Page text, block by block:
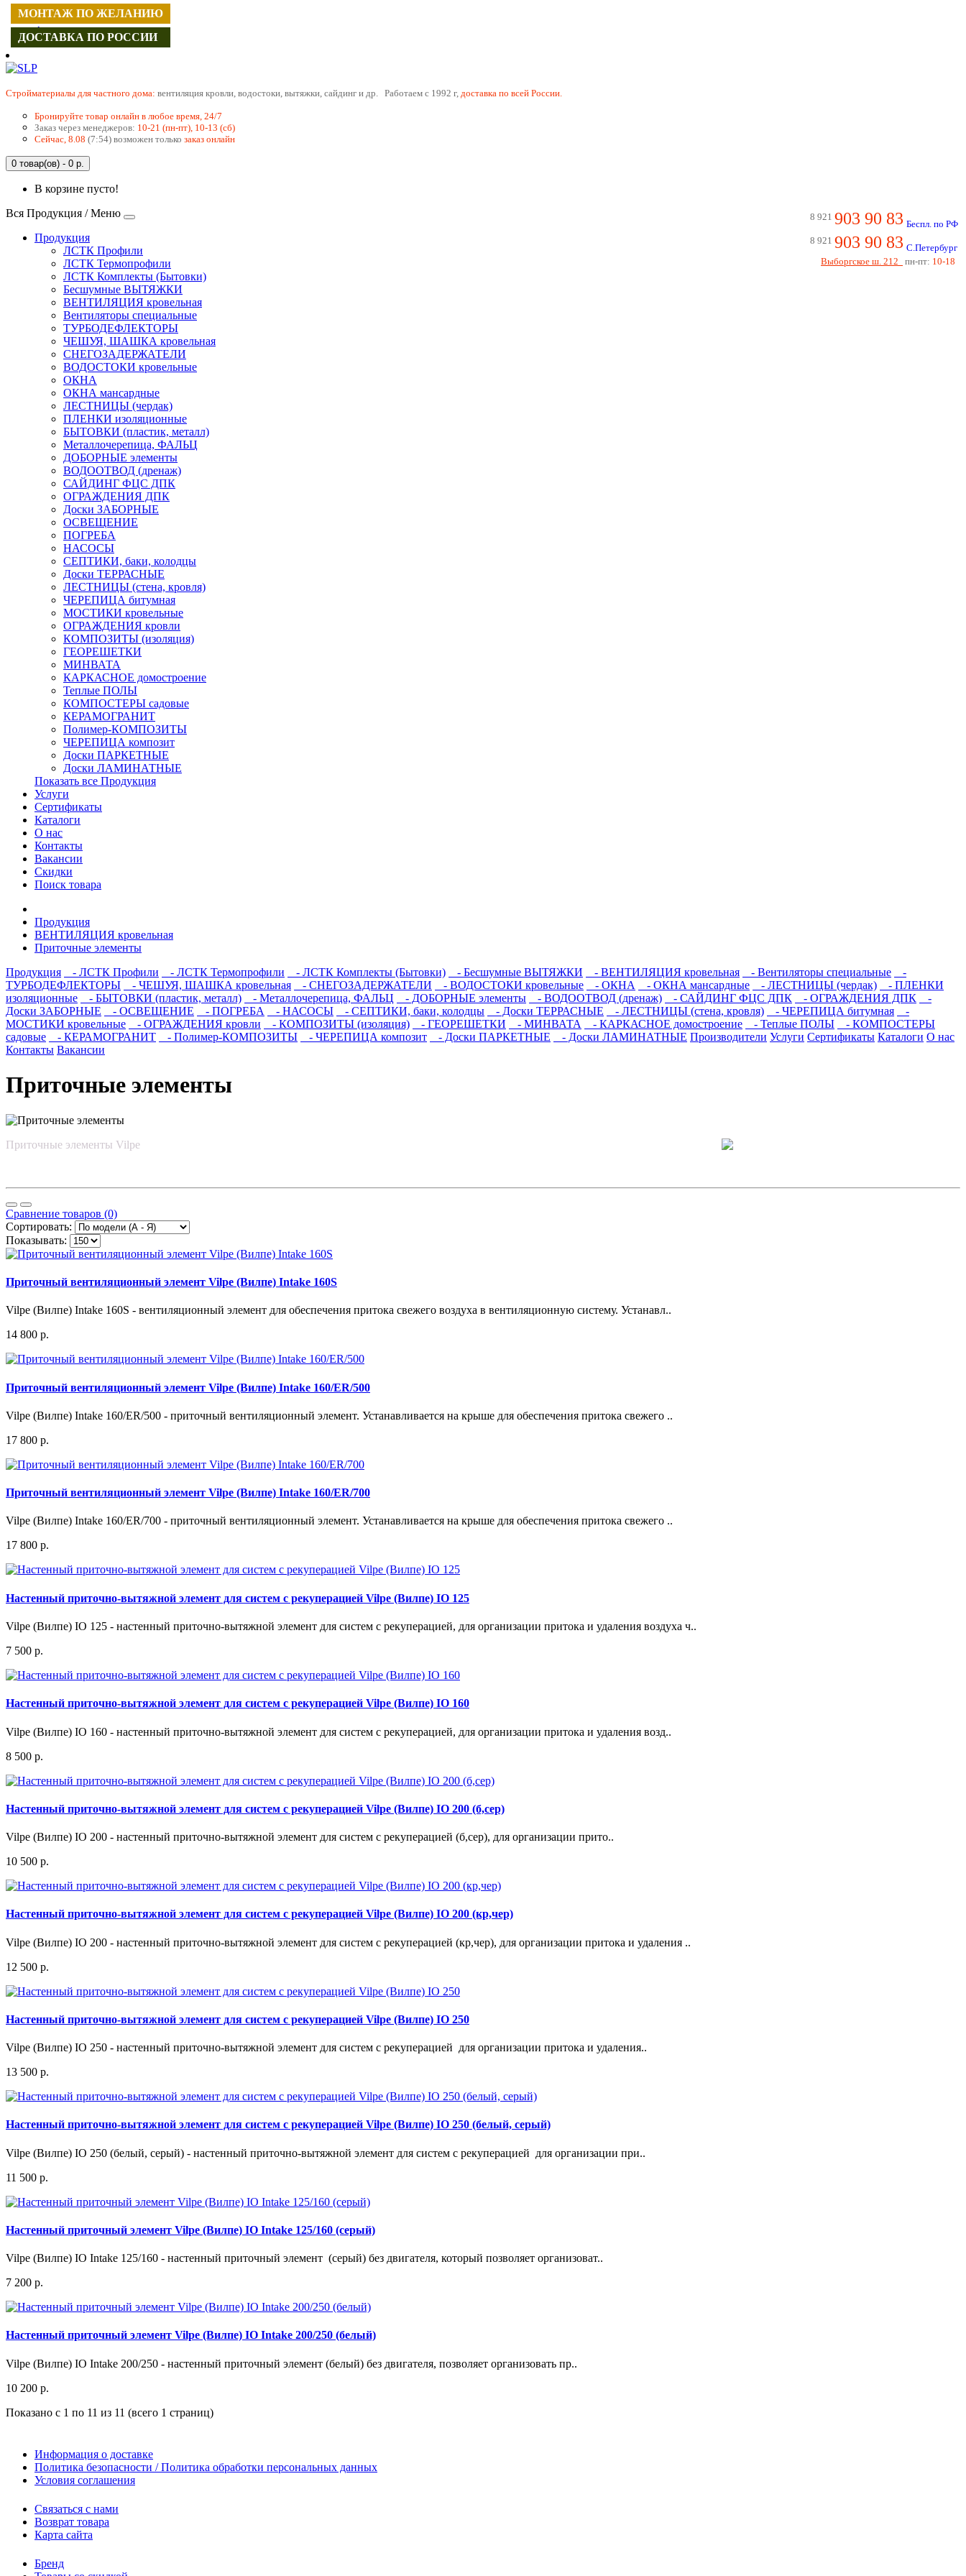
Регистрация
Авторизация
Cтройматериалы для частного дома: вентиляция кровли, водостоки, вытяжки, сайдинг и др. Работаем с 1992 г, доставка по всей России.
Бронируйте товар онлайн в любое время, 24/7
Заказ через менеджеров: 10-21 (пн-пт), 10-13 (сб)
Сейчас, 8.08 (7:54) возможен только заказ онлайн
0 товар(ов) - 0 р.
В корзине пусто!
8 921 903 90 83 Беспл. по РФ
8 921 903 90 83 С.Петербург
Выборгское ш. 212
пн-пт: 10-18
Вся Продукция / Меню
Продукция
ЛСТК Профили
ЛСТК Термопрофили
ЛСТК Комплекты (Бытовки)
Бесшумные ВЫТЯЖКИ
ВЕНТИЛЯЦИЯ кровельная
Вентиляторы специальные
ТУРБОДЕФЛЕКТОРЫ
ЧЕШУЯ, ШАШКА кровельная
СНЕГОЗАДЕРЖАТЕЛИ
ВОДОСТОКИ кровельные
ОКНА
ОКНА мансардные
ЛЕСТНИЦЫ (чердак)
ПЛЕНКИ изоляционные
БЫТОВКИ (пластик, металл)
Металлочерепица, ФАЛЬЦ
ДОБОРНЫЕ элементы
ВОДООТВОД (дренаж)
САЙДИНГ ФЦС ДПК
ОГРАЖДЕНИЯ ДПК
Доски ЗАБОРНЫЕ
ОСВЕЩЕНИЕ
ПОГРЕБА
НАСОСЫ
СЕПТИКИ, баки, колодцы
Доски ТЕРРАСНЫЕ
ЛЕСТНИЦЫ (стена, кровля)
ЧЕРЕПИЦА битумная
МОСТИКИ кровельные
ОГРАЖДЕНИЯ кровли
КОМПОЗИТЫ (изоляция)
ГЕОРЕШЕТКИ
МИНВАТА
КАРКАСНОЕ домостроение
Теплые ПОЛЫ
КОМПОСТЕРЫ садовые
КЕРАМОГРАНИТ
Полимер-КОМПОЗИТЫ
ЧЕРЕПИЦА композит
Доски ПАРКЕТНЫЕ
Доски ЛАМИНАТНЫЕ
Показать все Продукция
Услуги
Сертификаты
Каталоги
О нас
Контакты
Вакансии
Скидки
Поиск товара
Продукция
ВЕНТИЛЯЦИЯ кровельная
Приточные элементы
Продукция
- ЛСТК Профили - ЛСТК Термопрофили - ЛСТК Комплекты (Бытовки) - Бесшумные ВЫТЯЖКИ - ВЕНТИЛЯЦИЯ кровельная - Вентиляторы специальные
-
ТУРБОДЕФЛЕКТОРЫ
- ЧЕШУЯ, ШАШКА кровельная - СНЕГОЗАДЕРЖАТЕЛИ - ВОДОСТОКИ кровельные - ОКНА - ОКНА мансардные - ЛЕСТНИЦЫ (чердак)
- ПЛЕНКИ
изоляционные
- БЫТОВКИ (пластик, металл) - Металлочерепица, ФАЛЬЦ - ДОБОРНЫЕ элементы - ВОДООТВОД (дренаж) - САЙДИНГ ФЦС ДПК - ОГРАЖДЕНИЯ ДПК
-
Доски ЗАБОРНЫЕ
- ОСВЕЩЕНИЕ - ПОГРЕБА - НАСОСЫ - СЕПТИКИ, баки, колодцы - Доски ТЕРРАСНЫЕ - ЛЕСТНИЦЫ (стена, кровля) - ЧЕРЕПИЦА битумная
-
МОСТИКИ кровельные
- ОГРАЖДЕНИЯ кровли - КОМПОЗИТЫ (изоляция) - ГЕОРЕШЕТКИ - МИНВАТА - КАРКАСНОЕ домостроение - Теплые ПОЛЫ
- КОМПОСТЕРЫ
садовые
- КЕРАМОГРАНИТ - Полимер-КОМПОЗИТЫ - ЧЕРЕПИЦА композит - Доски ПАРКЕТНЫЕ - Доски ЛАМИНАТНЫЕ Производители Услуги Сертификаты Каталоги О нас
Контакты Вакансии
Приточные элементы
Приточные элементы Vilpe
Сравнение товаров (0)
Сортировать:
Показывать:
МОНТАЖ ПО ЖЕЛАНИЮ
ДОСТАВКА ПО РОССИИ
Приточный вентиляционный элемент Vilpe (Вилпе) Intake 160S
Vilpe (Вилпе) Intake 160S - вентиляционный элемент для обеспечения притока свежего воздуха в вентиляционную систему. Устанавл..
14 800 р.
МОНТАЖ ПО ЖЕЛАНИЮ
ДОСТАВКА ПО РОССИИ
Приточный вентиляционный элемент Vilpe (Вилпе) Intake 160/ER/500
Vilpe (Вилпе) Intake 160/ER/500 - приточный вентиляционный элемент. Устанавливается на крыше для обеспечения притока свежего ..
17 800 р.
МОНТАЖ ПО ЖЕЛАНИЮ
ДОСТАВКА ПО РОССИИ
Приточный вентиляционный элемент Vilpe (Вилпе) Intake 160/ER/700
Vilpe (Вилпе) Intake 160/ER/700 - приточный вентиляционный элемент. Устанавливается на крыше для обеспечения притока свежего ..
17 800 р.
МОНТАЖ ПО ЖЕЛАНИЮ
ДОСТАВКА ПО РОССИИ
Настенный приточно-вытяжной элемент для систем с рекуперацией Vilpe (Вилпе) IO 125
Vilpe (Вилпе) IO 125 - настенный приточно-вытяжной элемент для систем с рекуперацией, для организации притока и удаления воздуха ч..
7 500 р.
МОНТАЖ ПО ЖЕЛАНИЮ
ДОСТАВКА ПО РОССИИ
Настенный приточно-вытяжной элемент для систем с рекуперацией Vilpe (Вилпе) IO 160
Vilpe (Вилпе) IO 160 - настенный приточно-вытяжной элемент для систем с рекуперацией, для организации притока и удаления возд..
8 500 р.
МОНТАЖ ПО ЖЕЛАНИЮ
ДОСТАВКА ПО РОССИИ
Настенный приточно-вытяжной элемент для систем с рекуперацией Vilpe (Вилпе) IO 200 (б,сер)
Vilpe (Вилпе) IO 200 - настенный приточно-вытяжной элемент для систем с рекуперацией (б,сер), для организации прито..
10 500 р.
МОНТАЖ ПО ЖЕЛАНИЮ
ДОСТАВКА ПО РОССИИ
Настенный приточно-вытяжной элемент для систем с рекуперацией Vilpe (Вилпе) IO 200 (кр,чер)
Vilpe (Вилпе) IO 200 - настенный приточно-вытяжной элемент для систем с рекуперацией (кр,чер), для организации притока и удаления ..
12 500 р.
МОНТАЖ ПО ЖЕЛАНИЮ
ДОСТАВКА ПО РОССИИ
Настенный приточно-вытяжной элемент для систем с рекуперацией Vilpe (Вилпе) IO 250
Vilpe (Вилпе) IO 250 - настенный приточно-вытяжной элемент для систем с рекуперацией для организации притока и удаления..
13 500 р.
МОНТАЖ ПО ЖЕЛАНИЮ
ДОСТАВКА ПО РОССИИ
Настенный приточно-вытяжной элемент для систем с рекуперацией Vilpe (Вилпе) IO 250 (белый, серый)
Vilpe (Вилпе) IO 250 (белый, серый) - настенный приточно-вытяжной элемент для систем с рекуперацией для организации при..
11 500 р.
МОНТАЖ ПО ЖЕЛАНИЮ
ДОСТАВКА ПО РОССИИ
Настенный приточный элемент Vilpe (Вилпе) IO Intake 125/160 (серый)
Vilpe (Вилпе) IO Intake 125/160 - настенный приточный элемент (серый) без двигателя, который позволяет организоват..
7 200 р.
МОНТАЖ ПО ЖЕЛАНИЮ
ДОСТАВКА ПО РОССИИ
Настенный приточный элемент Vilpe (Вилпе) IO Intake 200/250 (белый)
Vilpe (Вилпе) IO Intake 200/250 - настенный приточный элемент (белый) без двигателя, позволяет организовать пр..
10 200 р.
Показано с 1 по 11 из 11 (всего 1 страниц)
Информация о доставке
Политика безопасности / Политика обработки персональных данных
Условия соглашения
Связаться с нами
Возврат товара
Карта сайта
Бренд